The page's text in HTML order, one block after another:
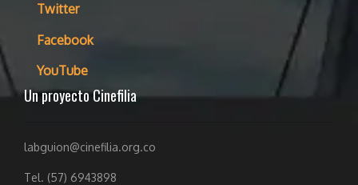
Twitter
Facebook
YouTube
Un proyecto Cinefilia
labguion@cinefilia.org.co
Tel. (57) 6943898